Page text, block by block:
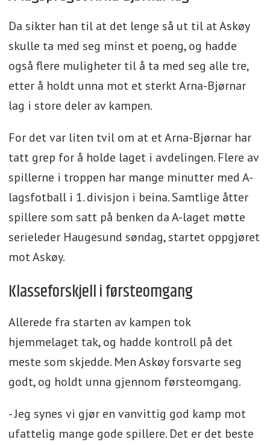
Da sikter han til at det lenge så ut til at Askøy
skulle ta med seg minst et poeng, og hadde
også flere muligheter til å ta med seg alle tre,
etter å holdt unna mot et sterkt Arna-Bjørnar
lag i store deler av kampen.
For det var liten tvil om at et Arna-Bjørnar har
tatt grep for å holde laget i avdelingen. Flere av
spillerne i troppen har mange minutter med A-
lagsfotball i 1. divisjon i beina. Samtlige åtter
spillere som satt på benken da A-laget møtte
serieleder Haugesund søndag, startet oppgjøret
mot Askøy.
Klasseforskjell i førsteomgang
Allerede fra starten av kampen tok
hjemmelaget tak, og hadde kontroll på det
meste som skjedde. Men Askøy forsvarte seg
godt, og holdt unna gjennom førsteomgang.
- Jeg synes vi gjør en vanvittig god kamp mot
ufattelig mange gode spillere. Det er det beste